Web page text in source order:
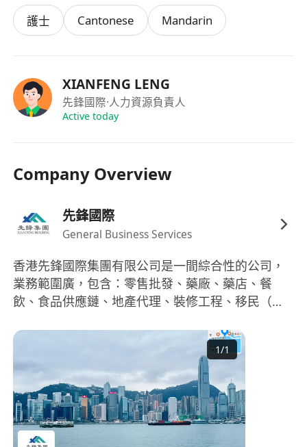
護士 Cantonese Mandarin
XIANFENG LENG
先鋒國際·人力資源負責人
Active today
Company Overview
先鋒國際
General Business Services
香港先鋒國際集團有限公司是一間綜合性的公司，
業務範圍廣，包含：零售批發、藥廠、藥店、餐
飲、食品供應鏈、地產代理、裝修工程、移民（職
1/1